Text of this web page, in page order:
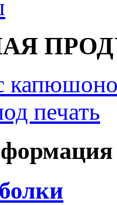
печать